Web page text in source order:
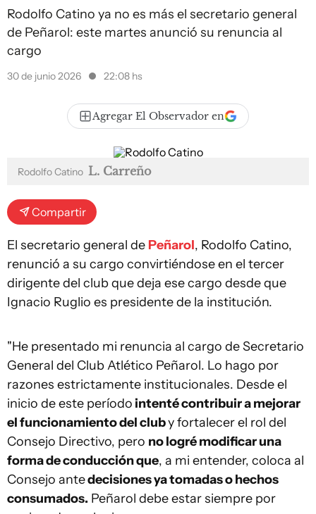
Rodolfo Catino ya no es más el secretario general
de Peñarol: este martes anunció su renuncia al
cargo
30 de junio 2026 22:08 hs
Agregar El Observador en
Rodolfo Catino L. Carreño
Compartir
El secretario general de Peñarol, Rodolfo Catino,
renunció a su cargo convirtiéndose en el tercer
dirigente del club que deja ese cargo desde que
Ignacio Ruglio es presidente de la institución.
"He presentado mi renuncia al cargo de Secretario
General del Club Atlético Peñarol. Lo hago por
razones estrictamente institucionales. Desde el
inicio de este período intenté contribuir a mejorar
el funcionamiento del cluby fortalecer el rol del
Consejo Directivo, pero no logré modificar una
forma de conducción que, a mi entender, coloca al
Consejo antedecisiones ya tomadas o hechos
consumados. Peñarol debe estar siempre por